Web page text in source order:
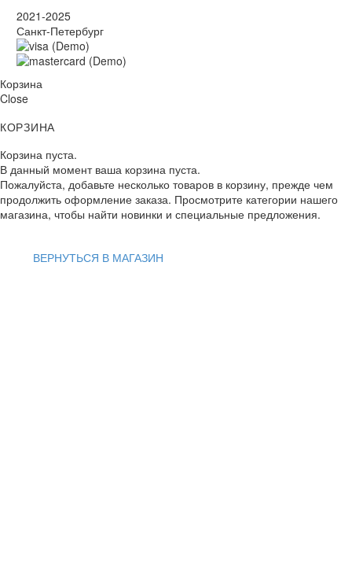
2021-2025
Санкт-Петербург
Корзина
Close
КОРЗИНА
Корзина пуста.
В данный момент ваша корзина пуста.
Пожалуйста, добавьте несколько товаров в корзину, прежде чем
продолжить оформление заказа. Просмотрите категории нашего
магазина, чтобы найти новинки и специальные предложения.
ВЕРНУТЬСЯ В МАГАЗИН